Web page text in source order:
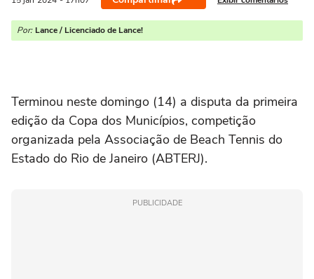
Por: Lance / Licenciado de Lance!
Terminou neste domingo (14) a disputa da primeira
edição da Copa dos Municípios, competição
organizada pela Associação de Beach Tennis do
Estado do Rio de Janeiro (ABTERJ).
PUBLICIDADE